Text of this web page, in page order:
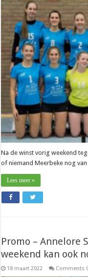
Na de winst vorig weekend
of niemand Meerbeke nog
Lees meer »
Promo – Annelore
weekend kan ook
18 maart 2022 Comments